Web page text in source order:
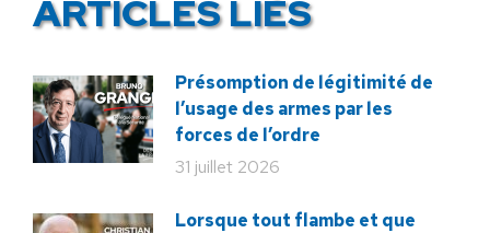
ARTICLES LIÉS
Présomption de légitimité de
l’usage des armes par les
forces de l’ordre
31 juillet 2026
Lorsque tout flambe et que